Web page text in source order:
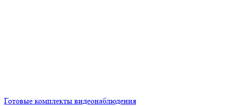
Готовые комплекты видеонаблюдения